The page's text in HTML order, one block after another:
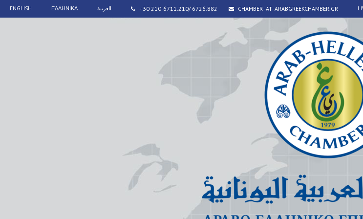
ENGLISH ΕΛΛΗΝΙΚΑ العربية +30 210-6711.210/ 6726.882 CHAMBER -AT- ARABGREEKCHAMBER.GR